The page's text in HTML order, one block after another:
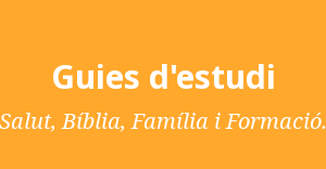
Guies d'estudi
Salut, Bíblia, Família i Formació.